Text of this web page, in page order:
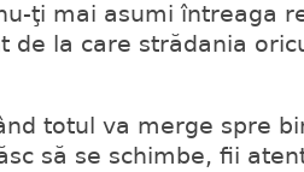
ţi mai asumi întreaga
de la care strădania
totul va merge spre
să se schimbe, fii